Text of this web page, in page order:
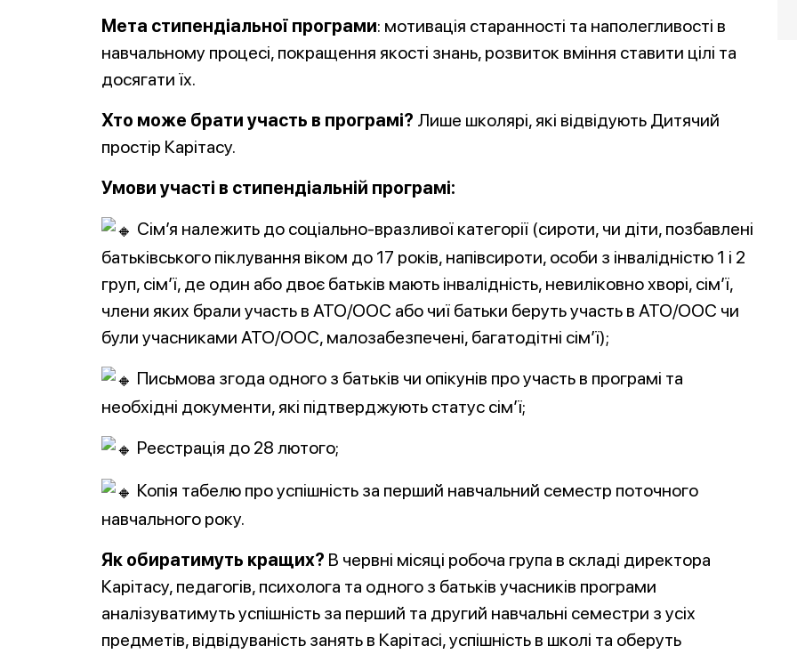
Мета стипендіальної програми: мотивація старанності та наполегливості в
навчальному процесі, покращення якості знань, розвиток вміння ставити цілі та
досягати їх.
Хто може брати участь в програмі? Лише школярі, які відвідують Дитячий
простір Карітасу.
Умови участі в стипендіальній програмі:
Сім’я належить до соціально-вразливої категорії (сироти, чи діти, позбавлені
батьківського піклування віком до 17 років, напівсироти, особи з інвалідністю 1 і 2
груп, сім’ї, де один або двоє батьків мають інвалідність, невиліковно хворі, сім’ї,
члени яких брали участь в АТО/ООС або чиї батьки беруть участь в АТО/ООС чи
були учасниками АТО/ООС, малозабезпечені, багатодітні сім’ї);
Письмова згода одного з батьків чи опікунів про участь в програмі та
необхідні документи, які підтверджують статус сім’ї;
Реєстрація до 28 лютого;
Копія табелю про успішність за перший навчальний семестр поточного
навчального року.
Як обиратимуть кращих? В червні місяці робоча група в складі директора
Карітасу, педагогів, психолога та одного з батьків учасників програми
аналізуватимуть успішність за перший та другий навчальні семестри з усіх
предметів, відвідуваність занять в Карітасі, успішність в школі та оберуть